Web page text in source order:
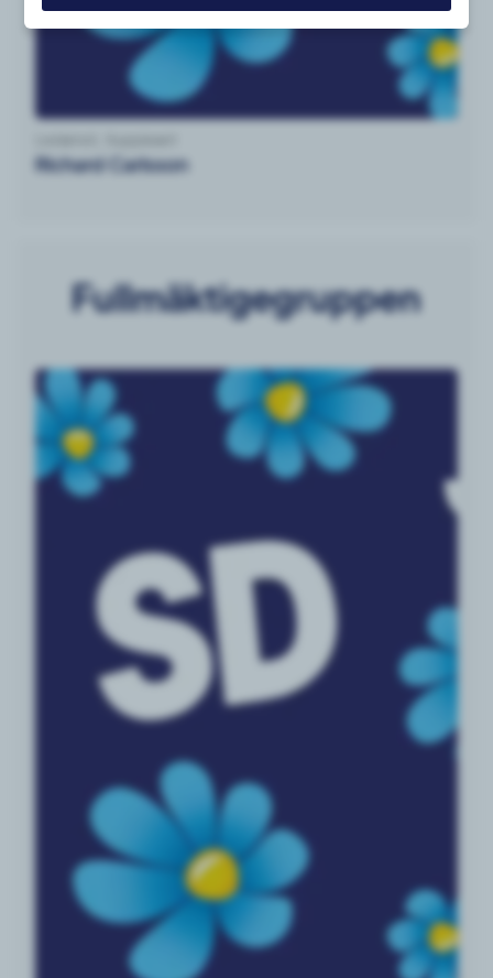
Richard Carlsson
Fullmäktigegruppen